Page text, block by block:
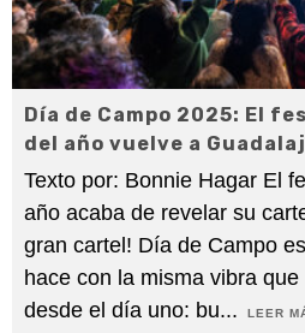
Día de Campo 2025: El
del año vuelve a
Texto por: Bonnie Hagar El
año acaba de revelar su
gran cartel! Día de Campo
hace con la misma vibra
desde el día uno: bu... LEER